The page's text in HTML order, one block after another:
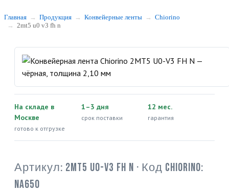
Главная Продукция Конвейерные ленты
Chiorino
2mt5 u0 v3 fh n
На складе в
Москве
готово к отгрузке
1–3 дня
срок поставки
12 мес.
гарантия
Артикул: 2MT5 U0-V3 FH N · Код Chiorino:
NA650